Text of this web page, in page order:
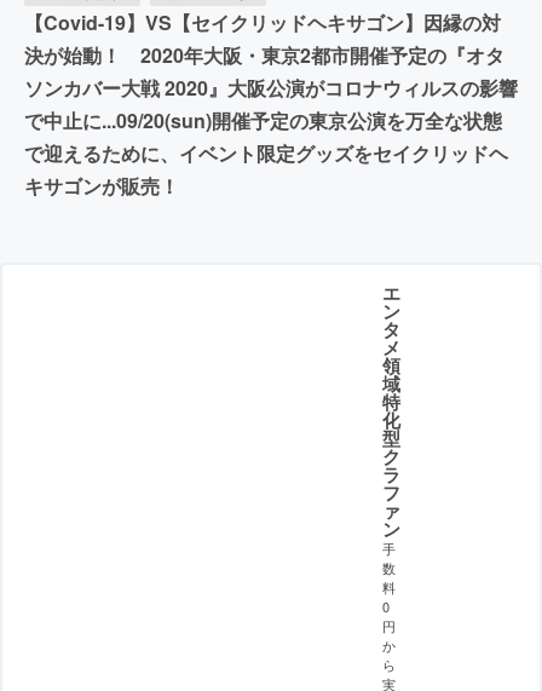
【Covid-19】VS【セイクリッドヘキサゴン】因縁の対
決が始動！ 2020年大阪・東京2都市開催予定の『オタ
ソンカバー大戦 2020』大阪公演がコロナウィルスの影響
で中止に...09/20(sun)開催予定の東京公演を万全な状態
で迎えるために、イベント限定グッズをセイクリッドヘ
キサゴンが販売！
エ
ン
タ
メ
領
域
特
化
型
ク
ラ
フ
ァ
ン
手
数
料
0
円
か
ら
実